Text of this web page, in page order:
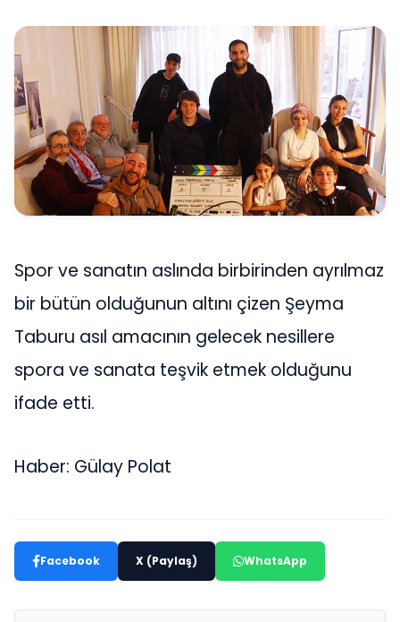
Spor ve sanatın aslında birbirinden ayrılmaz
bir bütün olduğunun altını çizen Şeyma
Taburu asıl amacının gelecek nesillere
spora ve sanata teşvik etmek olduğunu
ifade etti.
Haber: Gülay Polat
Facebook X (Paylaş) WhatsApp